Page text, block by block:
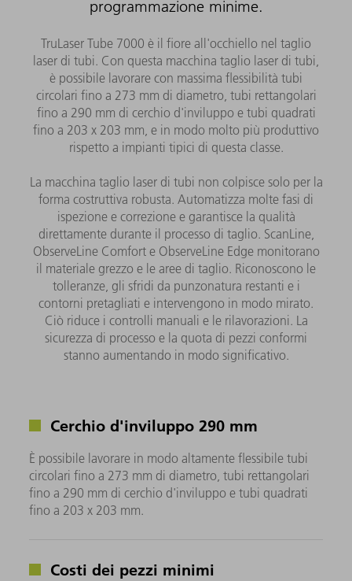
programmazione minime.
TruLaser Tube 7000 è il fiore all'occhiello nel taglio
laser di tubi. Con questa macchina taglio laser di tubi,
è possibile lavorare con massima flessibilità tubi
circolari fino a 273 mm di diametro, tubi rettangolari
fino a 290 mm di cerchio d'inviluppo e tubi quadrati
fino a 203 x 203 mm, e in modo molto più produttivo
rispetto a impianti tipici di questa classe.
La macchina taglio laser di tubi non colpisce solo per la
forma costruttiva robusta. Automatizza molte fasi di
ispezione e correzione e garantisce la qualità
direttamente durante il processo di taglio. ScanLine,
ObserveLine Comfort e ObserveLine Edge monitorano
il materiale grezzo e le aree di taglio. Riconoscono le
tolleranze, gli sfridi da punzonatura restanti e i
contorni pretagliati e intervengono in modo mirato.
Ciò riduce i controlli manuali e le rilavorazioni. La
sicurezza di processo e la quota di pezzi conformi
stanno aumentando in modo significativo.
Cerchio d'inviluppo 290 mm
È possibile lavorare in modo altamente flessibile tubi
circolari fino a 273 mm di diametro, tubi rettangolari
fino a 290 mm di cerchio d'inviluppo e tubi quadrati
fino a 203 x 203 mm.
Costi dei pezzi minimi